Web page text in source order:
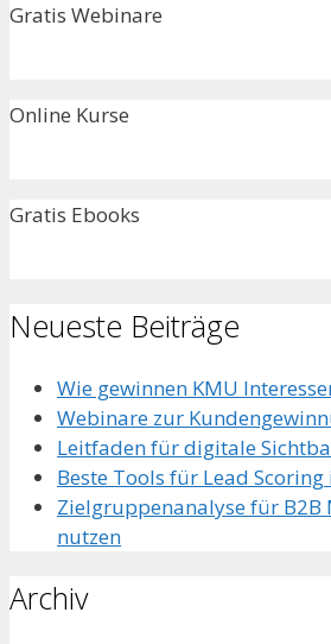
Gratis Webinare
Online Kurse
Gratis Ebooks
Neueste Beiträge
Wie gewinnen KMU
Webinare zur
Leitfaden für digitale
Beste Tools für Lead
Zielgruppenanalyse für
nutzen
Archiv